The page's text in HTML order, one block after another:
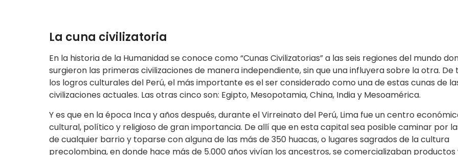
La cuna civilizatoria
En la historia de la Humanidad se conoce como “Cunas Civilizatorias” a las seis regiones del mundo
surgieron las primeras civilizaciones de manera independiente, sin que una influyera sobre la otra. De
los logros culturales del Perú, el más importante es el ser considerado como una de estas cunas de
civilizaciones actuales. Las otras cinco son: Egipto, Mesopotamia, China, India y Mesoamérica.
Y es que en la época Inca y años después, durante el Virreinato del Perú, Lima fue un centro
cultural, político y religioso de gran importancia. De allí que en esta capital sea posible caminar por
de cualquier barrio y toparse con alguna de las más de 350 huacas, o lugares sagrados de la cultura
precolombina, en donde hace más de 5.000 años vivían los ancestros, se comercializaban